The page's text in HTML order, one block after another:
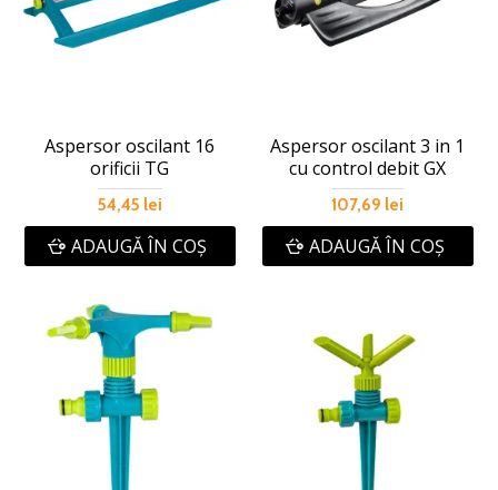
Aspersor oscilant 16
orificii TG
54,45 lei
ADAUGĂ ÎN COŞ
Aspersor oscilant 3 in 1
cu control debit GX
107,69 lei
ADAUGĂ ÎN COŞ